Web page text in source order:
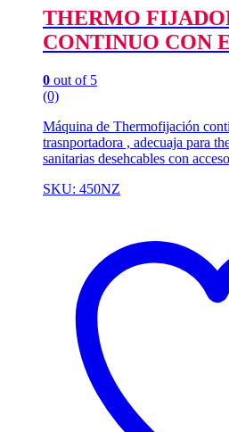
THERMO
CONTINUO CON
0 out of 5
(0)
Máquina de Thermofijación
trasnportadora , adecuaja para
sanitarias desehcables con
SKU: 450NZ